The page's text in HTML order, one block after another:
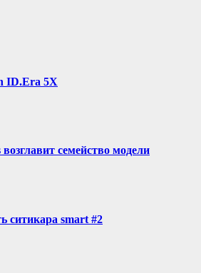
ID.Era 5X
семейство модели
ситикара smart #2